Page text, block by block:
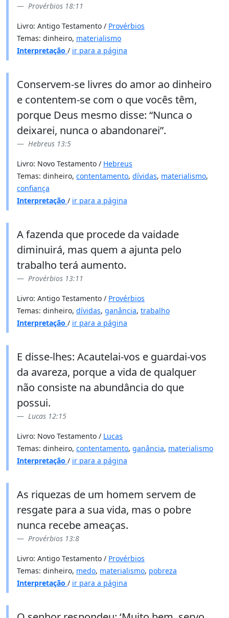
Provérbios 18:11
Livro: Antigo Testamento / Provérbios
Temas: dinheiro, materialismo
Interpretação / ir para a página
Conservem-se livres do amor ao dinheiro
e contentem-se com o que vocês têm,
porque Deus mesmo disse: “Nunca o
deixarei, nunca o abandonarei”.
Hebreus 13:5
Livro: Novo Testamento / Hebreus
Temas: dinheiro, contentamento, dívidas, materialismo,
confiança
Interpretação / ir para a página
A fazenda que procede da vaidade
diminuirá, mas quem a ajunta pelo
trabalho terá aumento.
Provérbios 13:11
Livro: Antigo Testamento / Provérbios
Temas: dinheiro, dívidas, ganância, trabalho
Interpretação / ir para a página
E disse-lhes: Acautelai-vos e guardai-vos
da avareza, porque a vida de qualquer
não consiste na abundância do que
possui.
Lucas 12:15
Livro: Novo Testamento / Lucas
Temas: dinheiro, contentamento, ganância, materialismo
Interpretação / ir para a página
As riquezas de um homem servem de
resgate para a sua vida, mas o pobre
nunca recebe ameaças.
Provérbios 13:8
Livro: Antigo Testamento / Provérbios
Temas: dinheiro, medo, materialismo, pobreza
Interpretação / ir para a página